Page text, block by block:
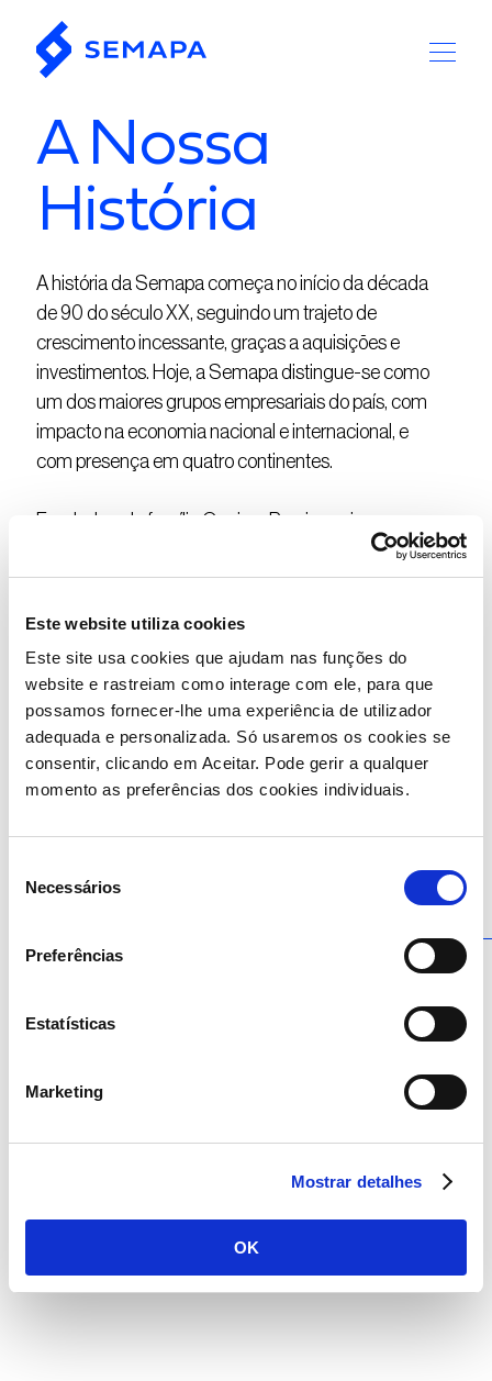
Este website utiliza cookies
Este site usa cookies que ajudam nas funções do
website e rastreiam como interage com ele, para que
possamos fornecer-lhe uma experiência de utilizador
adequada e personalizada. Só usaremos os cookies se
consentir, clicando em Aceitar. Pode gerir a qualquer
momento as preferências dos cookies individuais.
Necessários
Preferências
Estatísticas
Marketing
Mostrar detalhes
OK
A Nossa
História
A história da Semapa começa no início da década
de 90 do século XX, seguindo um trajeto de
crescimento incessante, graças a aquisições e
investimentos. Hoje, a Semapa distingue-se como
um dos maiores grupos empresariais do país, com
impacto na economia nacional e internacional, e
com presença em quatro continentes.
Fundada pela família Queiroz Pereira, cujos
membros são investidores de referência em
Portugal, a empresa está cotada na Euronext Lisbon